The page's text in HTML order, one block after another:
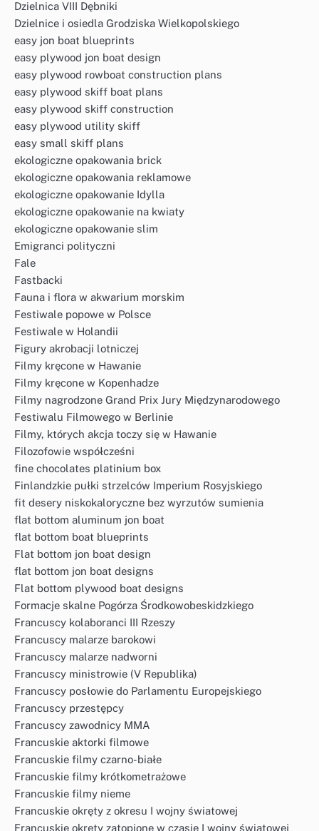
Dzielnica VIII Dębniki
Dzielnice i osiedla Grodziska Wielkopolskiego
easy jon boat blueprints
easy plywood jon boat design
easy plywood rowboat construction plans
easy plywood skiff boat plans
easy plywood skiff construction
easy plywood utility skiff
easy small skiff plans
ekologiczne opakowania brick
ekologiczne opakowania reklamowe
ekologiczne opakowanie Idylla
ekologiczne opakowanie na kwiaty
ekologiczne opakowanie slim
Emigranci polityczni
Fale
Fastbacki
Fauna i flora w akwarium morskim
Festiwale popowe w Polsce
Festiwale w Holandii
Figury akrobacji lotniczej
Filmy kręcone w Hawanie
Filmy kręcone w Kopenhadze
Filmy nagrodzone Grand Prix Jury Międzynarodowego
Festiwalu Filmowego w Berlinie
Filmy, których akcja toczy się w Hawanie
Filozofowie współcześni
fine chocolates platinium box
Finlandzkie pułki strzelców Imperium Rosyjskiego
fit desery niskokaloryczne bez wyrzutów sumienia
flat bottom aluminum jon boat
flat bottom boat blueprints
Flat bottom jon boat design
flat bottom jon boat designs
Flat bottom plywood boat designs
Formacje skalne Pogórza Środkowobeskidzkiego
Francuscy kolaboranci III Rzeszy
Francuscy malarze barokowi
Francuscy malarze nadworni
Francuscy ministrowie (V Republika)
Francuscy posłowie do Parlamentu Europejskiego
Francuscy przestępcy
Francuscy zawodnicy MMA
Francuskie aktorki filmowe
Francuskie filmy czarno-białe
Francuskie filmy krótkometrażowe
Francuskie filmy nieme
Francuskie okręty z okresu I wojny światowej
Francuskie okręty zatopione w czasie I wojny światowej